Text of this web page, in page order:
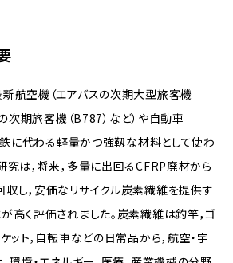
航空機（エアバスの次期大型旅客機
次期旅客機（B787）など）や自動車
鉄に代わる軽量かつ強靱な材料として使わ
究は，将来，多量に出回るCFRP廃材から
し，安価なリサイクル炭素繊維を提供す
高く評価されました。炭素繊維は釣竿，ゴ
ット，自転車などの日常品から，航空・宇